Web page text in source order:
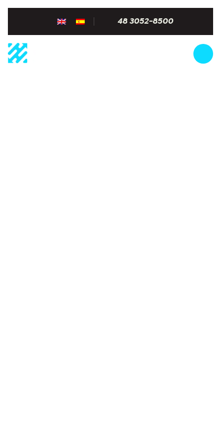
48 3052-8500